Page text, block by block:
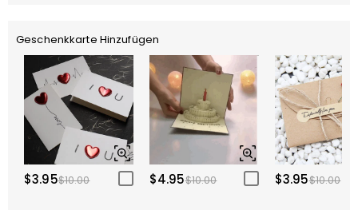
Geschenkkarte Hinzufügen
$3.95$10.00 $4.95$10.00 $3.95$10.00